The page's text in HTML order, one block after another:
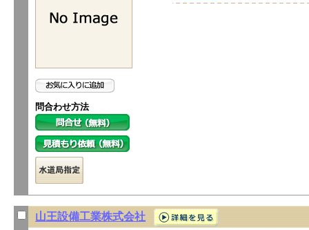
問合わせ方法
山王設備工業株式会社